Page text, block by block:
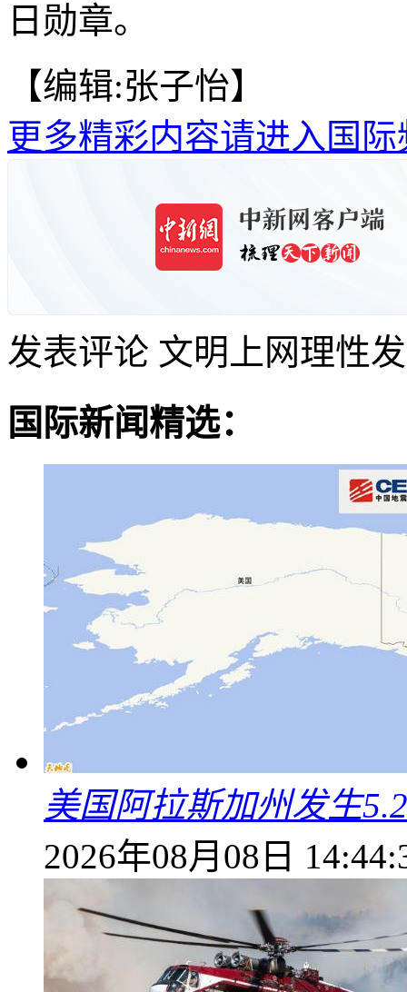
日勋章。
【编辑:张子怡】
更多精彩内容请进入国际
发表评论 文明上网理性
国际新闻精选：
美国阿拉斯加州发生
2026年08月08日